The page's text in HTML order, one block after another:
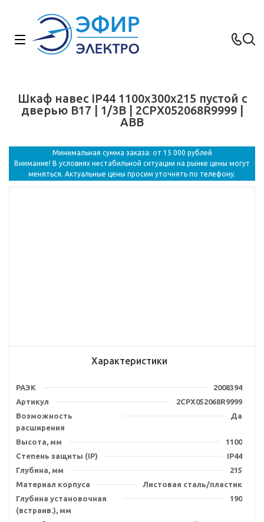
Шкаф навес IP44 1100x300x215 пустой с
дверью B17 | 1/3B | 2CPX052068R9999 |
ABB
Минимальная сумма заказа: от 15 000 рублей
Внимание! В условиях нестабильной ситуации на рынке цены могут
меняться. Актуальные цены просим уточнять по телефону.
Характеристики
РАЭК
2008394
Артикул
2CPX052068R9999
Возможность
расширения
Да
Высота, мм
1100
Степень защиты (IP)
IP44
Глубина, мм
215
Материал корпуса
Листовая сталь/пластик
Глубина установочная
(встраив.), мм
190